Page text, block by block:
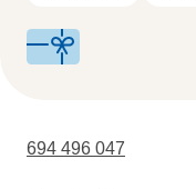
694 496 047